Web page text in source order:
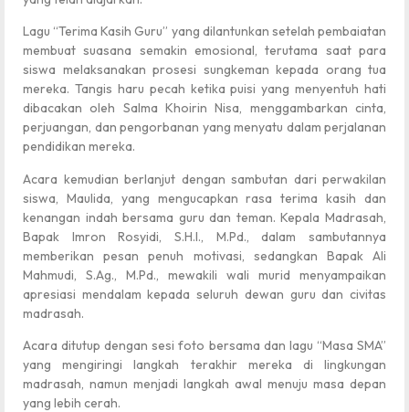
Lagu “Terima Kasih Guru” yang dilantunkan setelah pembaiatan
membuat suasana semakin emosional, terutama saat para
siswa melaksanakan prosesi sungkeman kepada orang tua
mereka. Tangis haru pecah ketika puisi yang menyentuh hati
dibacakan oleh Salma Khoirin Nisa, menggambarkan cinta,
perjuangan, dan pengorbanan yang menyatu dalam perjalanan
pendidikan mereka.
Acara kemudian berlanjut dengan sambutan dari perwakilan
siswa, Maulida, yang mengucapkan rasa terima kasih dan
kenangan indah bersama guru dan teman. Kepala Madrasah,
Bapak Imron Rosyidi, S.H.I., M.Pd., dalam sambutannya
memberikan pesan penuh motivasi, sedangkan Bapak Ali
Mahmudi, S.Ag., M.Pd., mewakili wali murid menyampaikan
apresiasi mendalam kepada seluruh dewan guru dan civitas
madrasah.
Acara ditutup dengan sesi foto bersama dan lagu “Masa SMA”
yang mengiringi langkah terakhir mereka di lingkungan
madrasah, namun menjadi langkah awal menuju masa depan
yang lebih cerah.